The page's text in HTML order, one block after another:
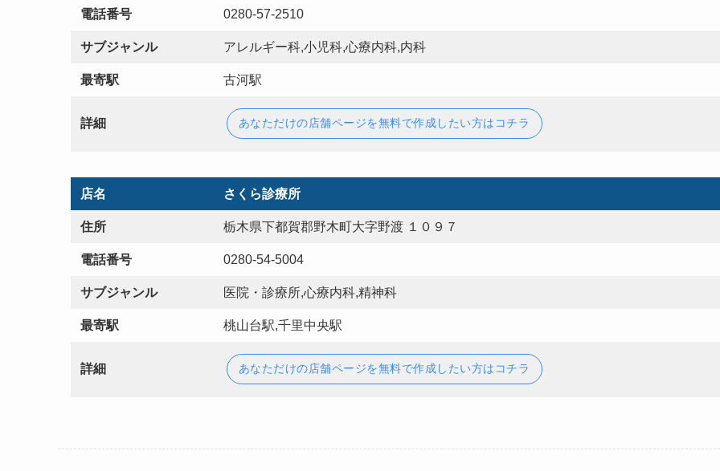
電話番号 0280-57-2510
サブジャンル アレルギー科,小児科,心療内科,内科
最寄駅 古河駅
詳細 あなただけの店舗ページを無料で作成したい方はコチラ
店名 さくら診療所
住所 栃木県下都賀郡野木町大字野渡 １０９７
電話番号 0280-54-5004
サブジャンル 医院・診療所,心療内科,精神科
最寄駅 桃山台駅,千里中央駅
詳細 あなただけの店舗ページを無料で作成したい方はコチラ